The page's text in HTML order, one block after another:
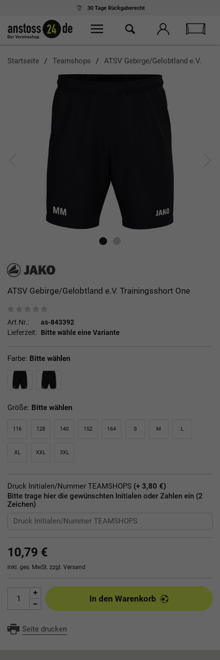
30 Tage Rückgaberecht
Startseite Teamshops ATSV Gebirge/Gelobtland e.V.
ATSV Gebirge/Gelobtland e.V. Trainingsshort One
Art.Nr.:
as-843392
Lieferzeit: Bitte wähle eine Variante
Farbe: Bitte wählen
Größe: Bitte wählen
116 128 140 152 164 S M L
XL XXL 3XL
Druck Initialen/Nummer TEAMSHOPS (+ 3,80 €)
Bitte trage hier die gewünschten Initialen oder Zahlen ein (2
Zeichen)
10,79 €
inkl. ges. MwSt. zzgl. Versand
In den Warenkorb
Seite drucken